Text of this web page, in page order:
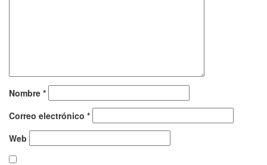
Nombre *
Correo electrónico *
Web